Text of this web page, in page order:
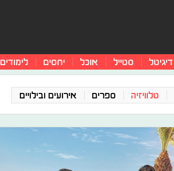
דיגיטל סטייל אוכל יחסים לימודים
טלוויזיה ספרים אירועים ובילויים